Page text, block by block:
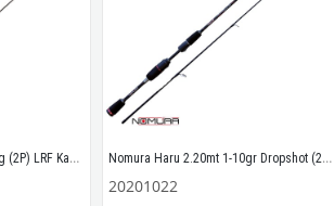
Nomura Akira 1.98mt 1-10g (2P) LRF Kamışı Nomura Haru 2.20mt 1-10gr Dropshot (2P) LRF Kamışı
20201022